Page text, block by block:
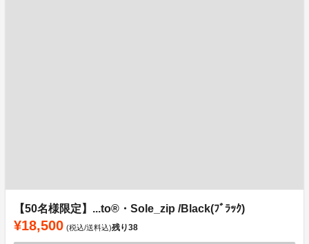
【50名様限定】...to®・Sole_zip /Black(ﾌﾞﾗｯｸ)
¥18,500 (税込/送料込)残り38